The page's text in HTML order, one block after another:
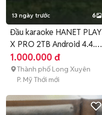
13 ngày trước 6
Đầu karaoke HANET PLAY
X PRO 2TB Android 4.4.4
Đen
1.000.000 đ
Thành phố Long Xuyên
P. Mỹ Thới mới